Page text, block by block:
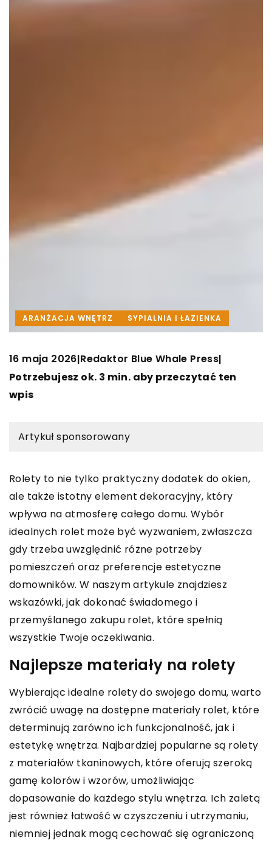
ARANŻACJA WNĘTRZ SYPIALNIA I ŁAZIENKA
16 maja 2026|Redaktor Blue Whale Press|
Potrzebujesz ok. 3 min. aby przeczytać ten
wpis
Artykuł sponsorowany
Rolety to nie tylko praktyczny dodatek do okien,
ale także istotny element dekoracyjny, który
wpływa na atmosferę całego domu. Wybór
idealnych rolet może być wyzwaniem, zwłaszcza
gdy trzeba uwzględnić różne potrzeby
pomieszczeń oraz preferencje estetyczne
domowników. W naszym artykule znajdziesz
wskazówki, jak dokonać świadomego i
przemyślanego zakupu rolet, które spełnią
wszystkie Twoje oczekiwania.
Najlepsze materiały na rolety
Wybierając idealne rolety do swojego domu, warto
zwrócić uwagę na dostępne materiały rolet, które
determinują zarówno ich funkcjonalność, jak i
estetykę wnętrza. Najbardziej popularne są rolety
z materiałów tkaninowych, które oferują szeroką
gamę kolorów i wzorów, umożliwiając
dopasowanie do każdego stylu wnętrza. Ich zaletą
jest również łatwość w czyszczeniu i utrzymaniu,
niemniej jednak mogą cechować się ograniczoną